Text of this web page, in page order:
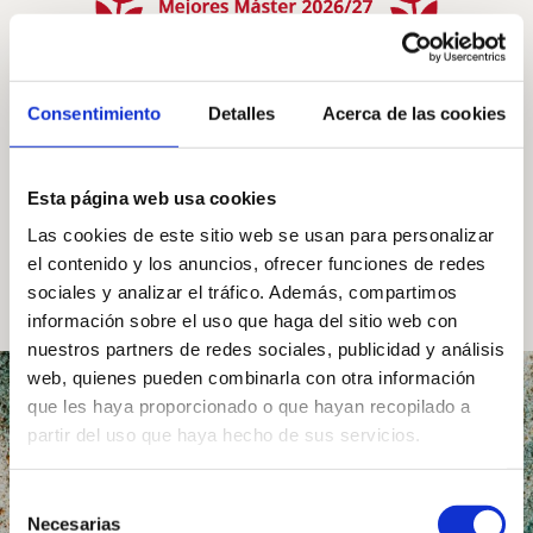
Consentimiento Detalles Acerca de las cookies
Esta página web usa cookies
Las cookies de este sitio web se usan para personalizar
el contenido y los anuncios, ofrecer funciones de redes
sociales y analizar el tráfico. Además, compartimos
información sobre el uso que haga del sitio web con
nuestros partners de redes sociales, publicidad y análisis
web, quienes pueden combinarla con otra información
que les haya proporcionado o que hayan recopilado a
partir del uso que haya hecho de sus servicios.
Selección
de Necesarias
Descargar Dossier